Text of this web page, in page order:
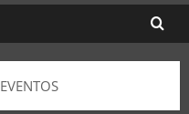
EVENTOS